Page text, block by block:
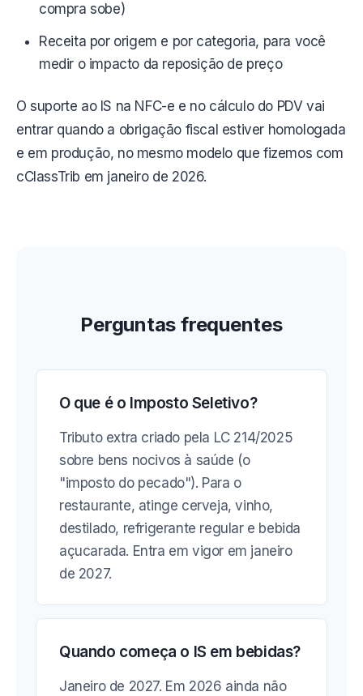
compra sobe)
Receita por origem e por categoria, para você
medir o impacto da reposição de preço
O suporte ao IS na NFC-e e no cálculo do PDV vai
entrar quando a obrigação fiscal estiver homologada
e em produção, no mesmo modelo que fizemos com
cClassTrib em janeiro de 2026.
Perguntas frequentes
O que é o Imposto Seletivo?
Tributo extra criado pela LC 214/2025
sobre bens nocivos à saúde (o
"imposto do pecado"). Para o
restaurante, atinge cerveja, vinho,
destilado, refrigerante regular e bebida
açucarada. Entra em vigor em janeiro
de 2027.
Quando começa o IS em bebidas?
Janeiro de 2027. Em 2026 ainda não